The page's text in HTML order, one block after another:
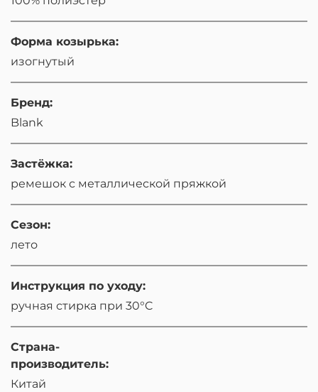
Форма козырька:
изогнутый
Бренд:
Blank
Застёжка:
ремешок с металлической пряжкой
Сезон:
лето
Инструкция по уходу:
ручная стирка при 30°C
Страна-
производитель:
Китай